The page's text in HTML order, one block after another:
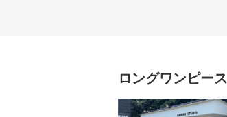
ロングワンピース